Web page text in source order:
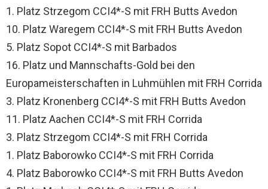
1. Platz Strzegom CCI4*-S mit FRH Butts Avedon
10. Platz Waregem CCI4*-S mit FRH Butts Avedon
5. Platz Sopot CCI4*-S mit Barbados
16. Platz und Mannschafts-Gold bei den
Europameisterschaften in Luhmühlen mit FRH Corrida
3. Platz Kronenberg CCI4*-S mit FRH Butts Avedon
11. Platz Aachen CCI4*-S mit FRH Corrida
3. Platz Strzegom CCI4*-S mit FRH Corrida
1. Platz Baborowko CCI4*-S mit FRH Corrida
4. Platz Baborowko CCI4*-S mit FRH Butts Avedon